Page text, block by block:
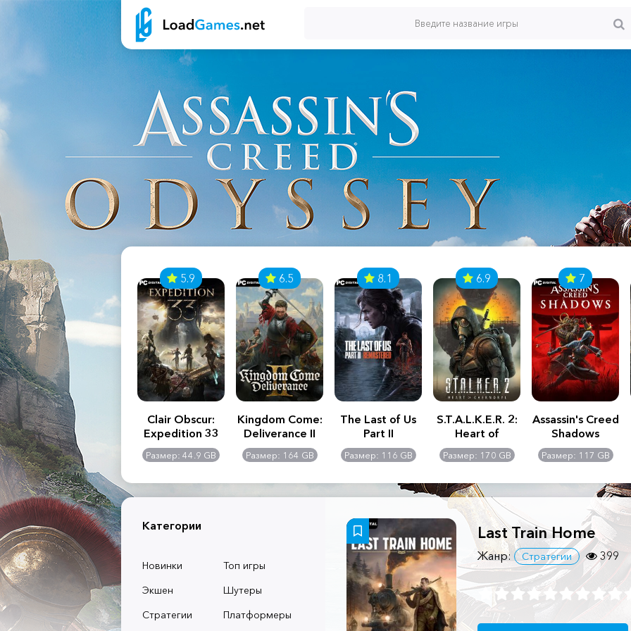
2:
-
GB
Assassin's Creed
Shadows
Размер: 117 GB
5.9
Clair Obscur:
Expedition 33
Размер: 44.9 GB
6.5
Kingdom Come:
Deliverance II
Размер: 164 GB
8.1
The Last of Us
Part II
Remastered
Размер: 116 GB
6.9
S.T.A.L.K.E.R. 2:
Heart of
Chernobyl -
Ultimate Edition
Размер: 170 GB
7
Assassin's Creed
Shadows
Размер: 117 GB
Категории
Новинки
Топ игры
Экшен
Шутеры
Стратегии
Платформеры
Last Train Home
Жанр: Стратегии 399